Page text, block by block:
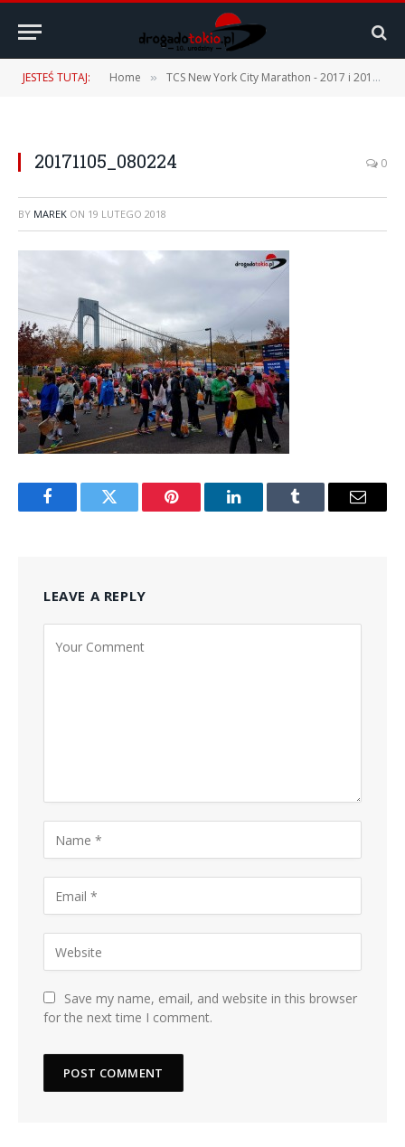
JESTEŚ TUTAJ: Home » TCS New York City Marathon - 2017 i 2019
20171105_080224 0
BY MAREK ON 19 LUTEGO 2018
FacebookTwitter Pinterest LinkedInTumblr Email
LEAVE A REPLY
Save my name, email, and website in this browser
for the next time I comment.